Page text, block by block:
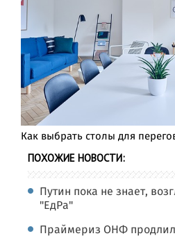
Как выбрать столы для
ПОХОЖИЕ НОВОСТИ:
Путин пока не знает,
"ЕдРа"
Праймериз ОНФ